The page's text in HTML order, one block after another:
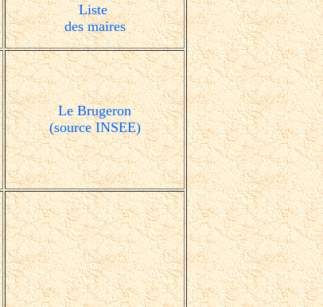
Liste
des maires
Le Brugeron
(source INSEE)